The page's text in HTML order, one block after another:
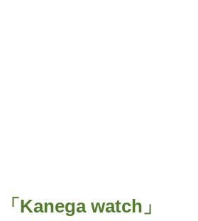
「Kanega watch」